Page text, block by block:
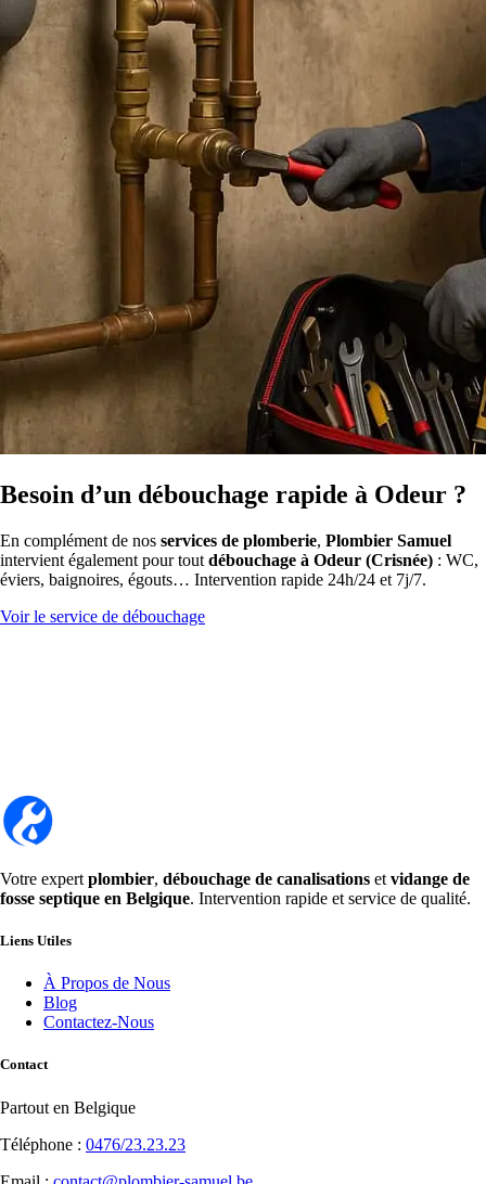
Besoin d’un débouchage rapide à Odeur ?
En complément de nos services de plomberie, Plombier Samuel
intervient également pour tout débouchage à Odeur (Crisnée) : WC,
éviers, baignoires, égouts… Intervention rapide 24h/24 et 7j/7.
Voir le service de débouchage
Votre expert plombier, débouchage de canalisations et vidange de
fosse septique en Belgique. Intervention rapide et service de qualité.
Liens Utiles
À Propos de Nous
Blog
Contactez-Nous
Contact
Partout en Belgique
Téléphone : 0476/23.23.23